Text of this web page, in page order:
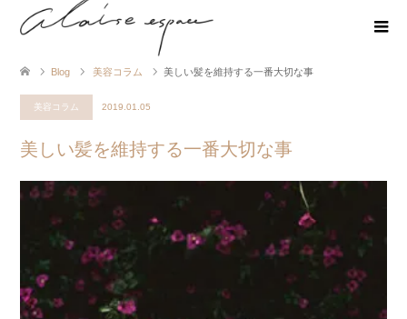
Blog 美容コラム 美しい髪を維持する一番大切な事
美容コラム 2019.01.05
美しい髪を維持する一番大切な事